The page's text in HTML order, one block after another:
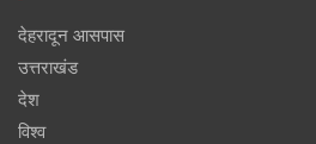
देहरादून आसपास
उत्तराखंड
देश
विश्व